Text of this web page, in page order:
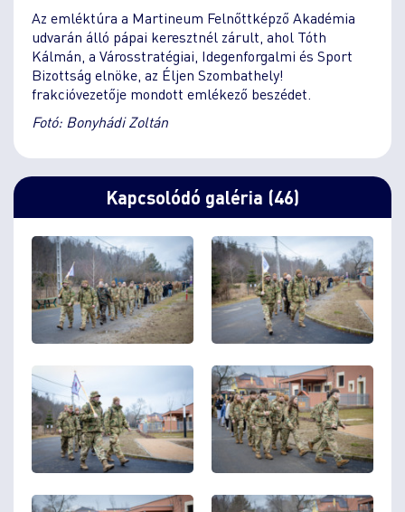
Az emléktúra a Martineum Felnőttképző Akadémia
udvarán álló pápai keresztnél zárult, ahol Tóth
Kálmán, a Városstratégiai, Idegenforgalmi és Sport
Bizottság elnöke, az Éljen Szombathely!
frakcióvezetője mondott emlékező beszédet.
Fotó: Bonyhádi Zoltán
Kapcsolódó galéria (46)